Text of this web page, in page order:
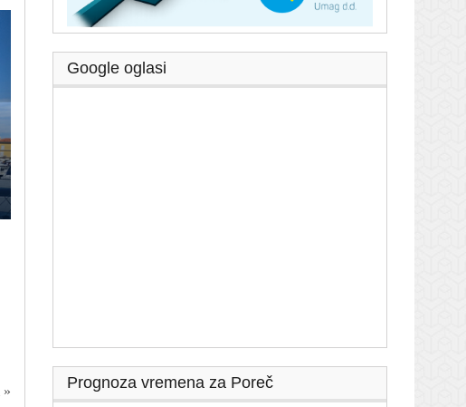
»
Google oglasi
Prognoza vremena za Poreč